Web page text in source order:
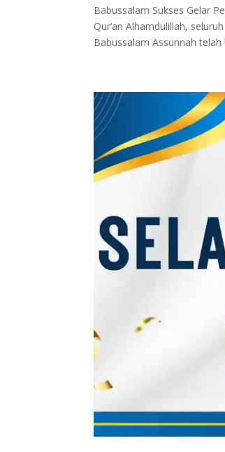
Babussalam Sukses Gelar
Qur’an Alhamdulillah,
Babussalam Assunnah telah